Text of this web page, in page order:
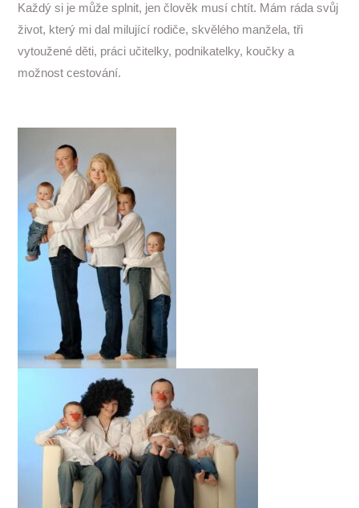
Každý si je může splnit, jen člověk musí chtít. Mám ráda svůj
život, který mi dal milující rodiče, skvělého manžela, tři
vytoužené děti, práci učitelky, podnikatelky, koučky a
možnost cestování.